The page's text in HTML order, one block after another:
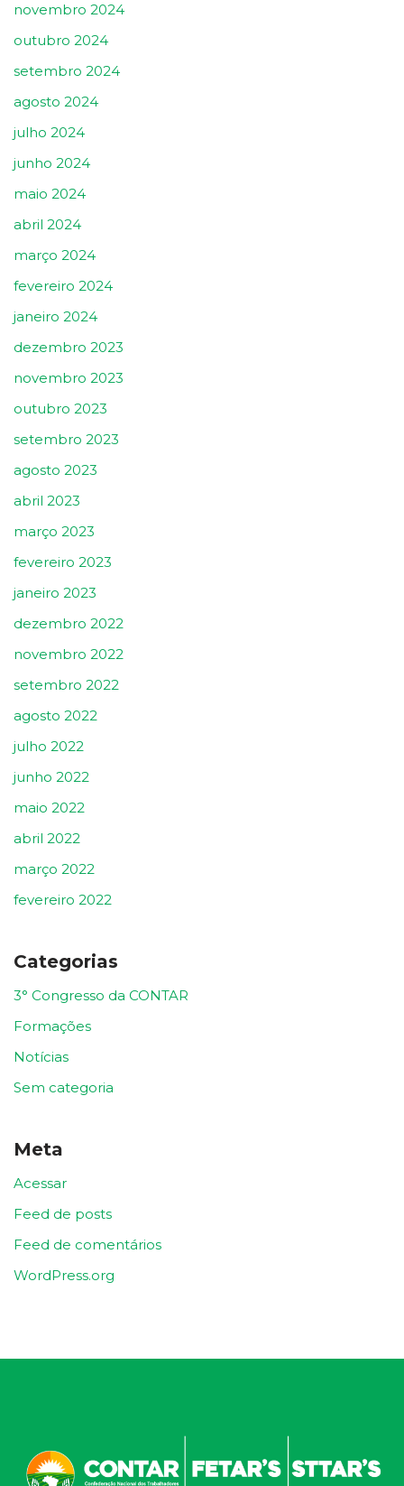
novembro 2024
outubro 2024
setembro 2024
agosto 2024
julho 2024
junho 2024
maio 2024
abril 2024
março 2024
fevereiro 2024
janeiro 2024
dezembro 2023
novembro 2023
outubro 2023
setembro 2023
agosto 2023
abril 2023
março 2023
fevereiro 2023
janeiro 2023
dezembro 2022
novembro 2022
setembro 2022
agosto 2022
julho 2022
junho 2022
maio 2022
abril 2022
março 2022
fevereiro 2022
Categorias
3° Congresso da CONTAR
Formações
Notícias
Sem categoria
Meta
Acessar
Feed de posts
Feed de comentários
WordPress.org